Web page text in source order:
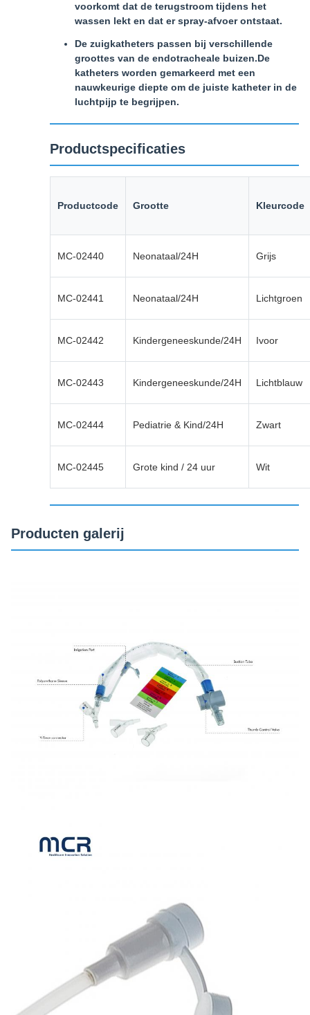
voorkomt dat de terugstroom tijdens het
wassen lekt en dat er spray-afvoer ontstaat.
De zuigkatheters passen bij verschillende
groottes van de endotracheale buizen.De
katheters worden gemarkeerd met een
nauwkeurige diepte om de juiste katheter in de
luchtpijp te begrijpen.
Productspecificaties
Productcode Grootte Kleurcode
MC-02440 Neonataal/24H Grijs
MC-02441 Neonataal/24H Lichtgroen
MC-02442 Kindergeneeskunde/24H Ivoor
MC-02443 Kindergeneeskunde/24H Lichtblauw
MC-02444 Pediatrie & Kind/24H Zwart
MC-02445 Grote kind / 24 uur Wit
Producten galerij